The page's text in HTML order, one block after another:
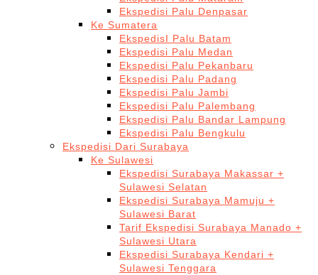
Ekspedisi Palu Denpasar
Ke Sumatera
EkspedisI Palu Batam
Ekspedisi Palu Medan
Ekspedisi Palu Pekanbaru
Ekspedisi Palu Padang
Ekspedisi Palu Jambi
Ekspedisi Palu Palembang
Ekspedisi Palu Bandar Lampung
Ekspedisi Palu Bengkulu
Ekspedisi Dari Surabaya
Ke Sulawesi
Ekspedisi Surabaya Makassar +
Sulawesi Selatan
Ekspedisi Surabaya Mamuju +
Sulawesi Barat
Tarif Ekspedisi Surabaya Manado +
Sulawesi Utara
Ekspedisi Surabaya Kendari +
Sulawesi Tenggara